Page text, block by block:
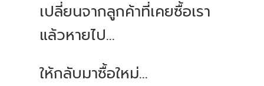
เปลี่ยนจากลูกค้าที่เคยซื้อเรา
แล้วหายไป...
ให้กลับมาซื้อใหม่...